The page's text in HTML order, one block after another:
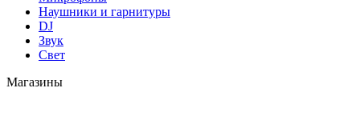
Наушники и гарнитуры
DJ
Звук
Свет
Магазины